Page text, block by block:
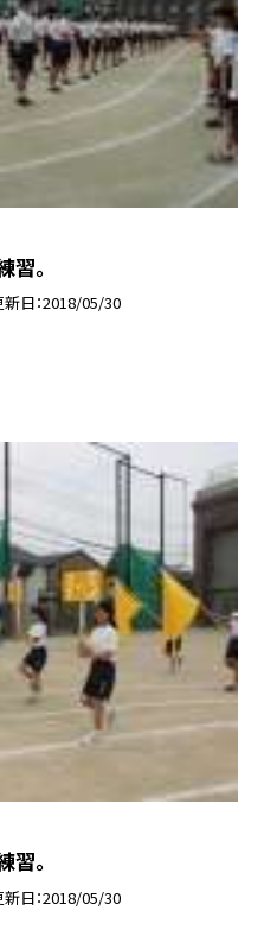
習。
新日 2018/05/30
習。
新日 2018/05/30